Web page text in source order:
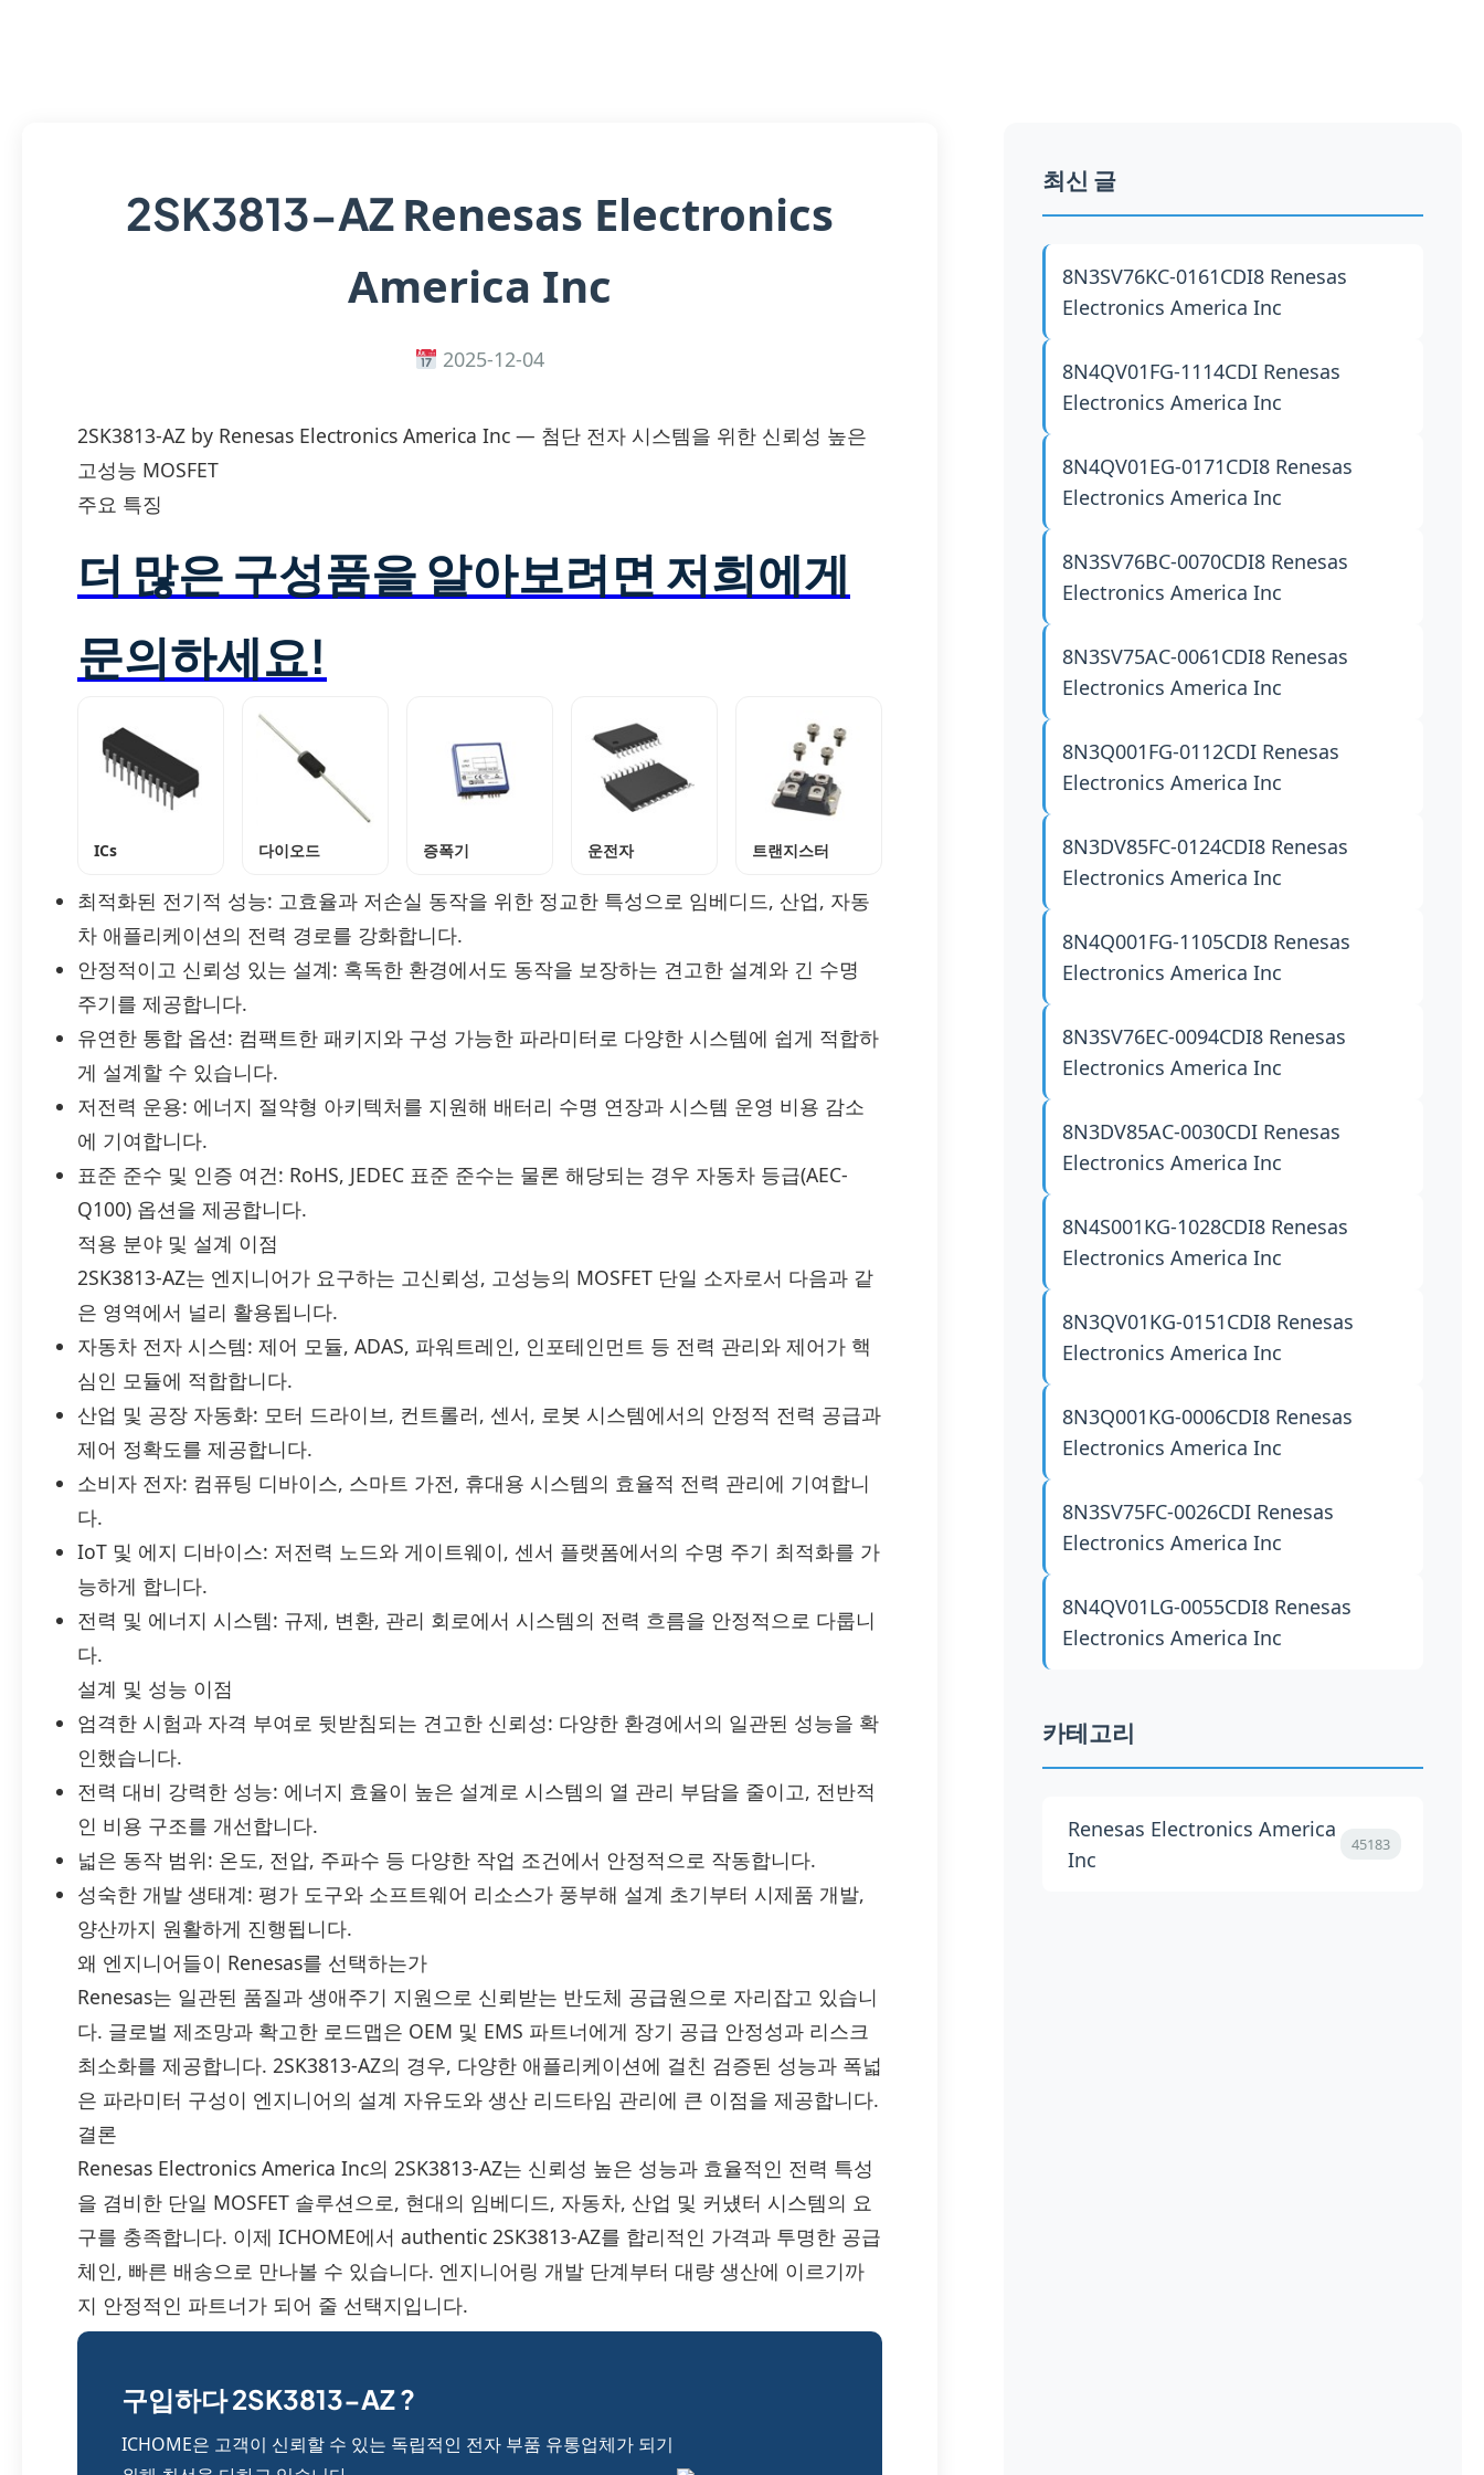
2SK3813-AZRenesas Electronics
America Inc
2025-12-04
2SK3813-AZ by Renesas Electronics America Inc — 첨단 전자 시스템을 위한 신뢰성 높은
고성능 MOSFET
주요 특징
더 많은 구성품을 알아보려면 저희에게
문의하세요!
ICs 다이오드 증폭기 운전자 트랜지스터
최적화된 전기적 성능: 고효율과 저손실 동작을 위한 정교한 특성으로 임베디드, 산업, 자동
차 애플리케이션의 전력 경로를 강화합니다.
안정적이고 신뢰성 있는 설계: 혹독한 환경에서도 동작을 보장하는 견고한 설계와 긴 수명
주기를 제공합니다.
유연한 통합 옵션: 컴팩트한 패키지와 구성 가능한 파라미터로 다양한 시스템에 쉽게 적합하
게 설계할 수 있습니다.
저전력 운용: 에너지 절약형 아키텍처를 지원해 배터리 수명 연장과 시스템 운영 비용 감소
에 기여합니다.
표준 준수 및 인증 여건: RoHS, JEDEC 표준 준수는 물론 해당되는 경우 자동차 등급(AEC-
Q100) 옵션을 제공합니다.
적용 분야 및 설계 이점
2SK3813-AZ는 엔지니어가 요구하는 고신뢰성, 고성능의 MOSFET 단일 소자로서 다음과 같
은 영역에서 널리 활용됩니다.
자동차 전자 시스템: 제어 모듈, ADAS, 파워트레인, 인포테인먼트 등 전력 관리와 제어가 핵
심인 모듈에 적합합니다.
산업 및 공장 자동화: 모터 드라이브, 컨트롤러, 센서, 로봇 시스템에서의 안정적 전력 공급과
제어 정확도를 제공합니다.
소비자 전자: 컴퓨팅 디바이스, 스마트 가전, 휴대용 시스템의 효율적 전력 관리에 기여합니
다.
IoT 및 에지 디바이스: 저전력 노드와 게이트웨이, 센서 플랫폼에서의 수명 주기 최적화를 가
능하게 합니다.
전력 및 에너지 시스템: 규제, 변환, 관리 회로에서 시스템의 전력 흐름을 안정적으로 다룹니
다.
설계 및 성능 이점
엄격한 시험과 자격 부여로 뒷받침되는 견고한 신뢰성: 다양한 환경에서의 일관된 성능을 확
인했습니다.
전력 대비 강력한 성능: 에너지 효율이 높은 설계로 시스템의 열 관리 부담을 줄이고, 전반적
인 비용 구조를 개선합니다.
넓은 동작 범위: 온도, 전압, 주파수 등 다양한 작업 조건에서 안정적으로 작동합니다.
성숙한 개발 생태계: 평가 도구와 소프트웨어 리소스가 풍부해 설계 초기부터 시제품 개발,
양산까지 원활하게 진행됩니다.
왜 엔지니어들이 Renesas를 선택하는가
Renesas는 일관된 품질과 생애주기 지원으로 신뢰받는 반도체 공급원으로 자리잡고 있습니
다. 글로벌 제조망과 확고한 로드맵은 OEM 및 EMS 파트너에게 장기 공급 안정성과 리스크
최소화를 제공합니다. 2SK3813-AZ의 경우, 다양한 애플리케이션에 걸친 검증된 성능과 폭넓
은 파라미터 구성이 엔지니어의 설계 자유도와 생산 리드타임 관리에 큰 이점을 제공합니다.
결론
Renesas Electronics America Inc의 2SK3813-AZ는 신뢰성 높은 성능과 효율적인 전력 특성
을 겸비한 단일 MOSFET 솔루션으로, 현대의 임베디드, 자동차, 산업 및 커넀터 시스템의 요
구를 충족합니다. 이제 ICHOME에서 authentic 2SK3813-AZ를 합리적인 가격과 투명한 공급
체인, 빠른 배송으로 만나볼 수 있습니다. 엔지니어링 개발 단계부터 대량 생산에 이르기까
지 안정적인 파트너가 되어 줄 선택지입니다.
구입하다 2SK3813-AZ ?
ICHOME은 고객이 신뢰할 수 있는 독립적인 전자 부품 유통업체가 되기
최신 글
8N3SV76KC-0161CDI8 Renesas
Electronics America Inc
8N4QV01FG-1114CDI Renesas
Electronics America Inc
8N4QV01EG-0171CDI8 Renesas
Electronics America Inc
8N3SV76BC-0070CDI8 Renesas
Electronics America Inc
8N3SV75AC-0061CDI8 Renesas
Electronics America Inc
8N3Q001FG-0112CDI Renesas
Electronics America Inc
8N3DV85FC-0124CDI8 Renesas
Electronics America Inc
8N4Q001FG-1105CDI8 Renesas
Electronics America Inc
8N3SV76EC-0094CDI8 Renesas
Electronics America Inc
8N3DV85AC-0030CDI Renesas
Electronics America Inc
8N4S001KG-1028CDI8 Renesas
Electronics America Inc
8N3QV01KG-0151CDI8 Renesas
Electronics America Inc
8N3Q001KG-0006CDI8 Renesas
Electronics America Inc
8N3SV75FC-0026CDI Renesas
Electronics America Inc
8N4QV01LG-0055CDI8 Renesas
Electronics America Inc
카테고리
Renesas Electronics America
Inc
45183